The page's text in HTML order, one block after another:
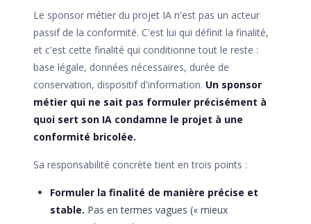
Le sponsor métier du projet IA n'est pas un acteur
passif de la conformité. C'est lui qui définit la finalité,
et c'est cette finalité qui conditionne tout le reste :
base légale, données nécessaires, durée de
conservation, dispositif d'information. Un sponsor
métier qui ne sait pas formuler précisément à
quoi sert son IA condamne le projet à une
conformité bricolée.
Sa responsabilité concrète tient en trois points :
Formuler la finalité de manière précise et
stable. Pas en termes vagues (« mieux